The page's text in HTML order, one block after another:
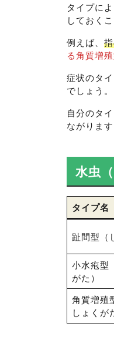
タイプに
しておく
例えば、
る角質増
症状のタ
でしょう。
自分のタ
ながります
水虫
タイプ名
趾間型（
小水疱型
がた）
角質増殖
しょくが